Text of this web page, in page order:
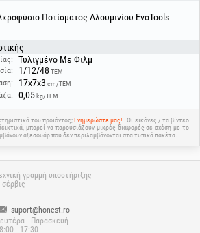
Ποτίσματος Αλουμινίου EvoTools
Τυλιγμένο Με Φιλμ
1/12/48 ΤΕΜ
17x7x3 cm/ΤΕΜ
0,05 kg/ΤΕΜ
του προϊόντος;Ενημερώστε μας!
Οι εικόνες / τα βίντεο
μπορεί να παρουσιάζουν μικρές διαφορές σε σχέση με το
αξεσουάρ που δεν περιλαμβάνονται στα τυπικά πακέτα.
γραμμή υποστήριξης
σέρβις
suport@honest.ro
- Παρασκευή
- 17:30